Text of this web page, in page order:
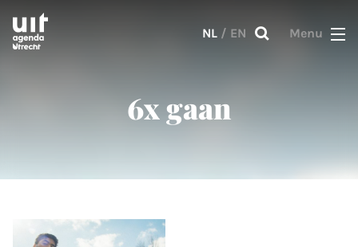
Skip to main content
NL / EN Menu
6x gaan